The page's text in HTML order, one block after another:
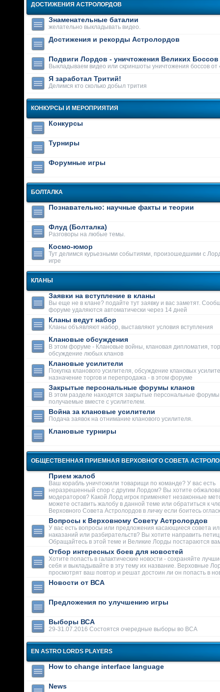
ДОСТИЖЕНИЯ АСТРОЛОРДОВ
Знаменательные баталии
желательно выкладывать видео.
Достижения и рекорды Астролордов
Подвиги Лордов - уничтожения Великих Боссов
Выкладываем видео или скриншоты уничтожения боссов от
Я заработал Тритий!
Делимся кто сколько добыл трития
КОНКУРСЫ И МЕРОПРИЯТИЯ
Конкурсы
Турниры
Форумные игры
БОЛТАЛКА
Познавательно: научные факты и теории
Флуд (Болталка)
Разговоры на любые темы.
Космо-юмор
Тут делимся курьезными событиями, произошедшими с
игре
КЛАНЫ
Заявки на вступление в кланы
Вы еще не в клане? подайте тут заявку и вас заметят.
форуме удаляются автоматически через 14 дней
Кланы ведут набор
Кланы объявляют набор, выставляют условия вступления
Клановые обсуждения
В этом форуме - Клановые войны, клановая дипломатия,
обсуждение любых кланов
Клановые усилители
Покупка кланового усилителя, обсуждение клановых
назначение торгов и перепродажа - в этом форуме
Закрытые персональные форумы кланов
В этом разделе находятся закрытые персональные форумы
получаемые вместе с усилителем.
Война за клановые усилители
Подача заявок на отнимание кланового усилителя.
Клановые турниры
ОБЩЕСТВЕННАЯ ПРИЕМНАЯ ВЕРХОВНОГО СОВЕТА
Прием жалоб
Ваш корабль уничтожили товарищи по команде? У вас есть
неразрешенный спор с другим Лордом? Вы хотите
модераторов? Какой Лорд игрок применяет незаконные
можете оставить жалобу в данной теме или обратиться к
Верховного Совета Астролордов в личку если боитесь
Вопросы к Верховному Совету Астролордов
У вас есть вопросы или предложения касающиеся совета
наказаний или разбирательств? Вы хотите направить
Обращайтесь в этой теме и Великие Лорды постараются
Отбор интересных боев для новостей
Хотите попасть в галактические новости - сохраняйте
себя и выкладывайте в эту тему их название. Верховные
просмотрят ваш повтор и решат достоин ли он попасть в
Новости от ВСА
Предложения по улучшению игры
Выборы ВСА
29-31.07.2016 Состоятся очередные выборы во ВСА
EN ASTRO LORDS PLAYERS
How to change interface language
News